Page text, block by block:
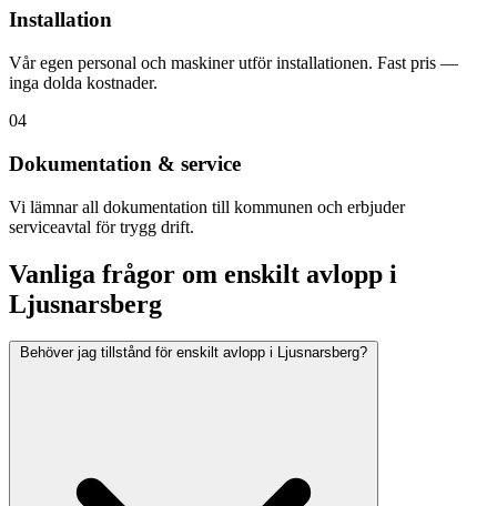
Installation
Vår egen personal och maskiner utför installationen. Fast pris —
inga dolda kostnader.
04
Dokumentation & service
Vi lämnar all dokumentation till kommunen och erbjuder
serviceavtal för trygg drift.
Vanliga frågor om enskilt avlopp i
Ljusnarsberg
Behöver jag tillstånd för enskilt avlopp i Ljusnarsberg?